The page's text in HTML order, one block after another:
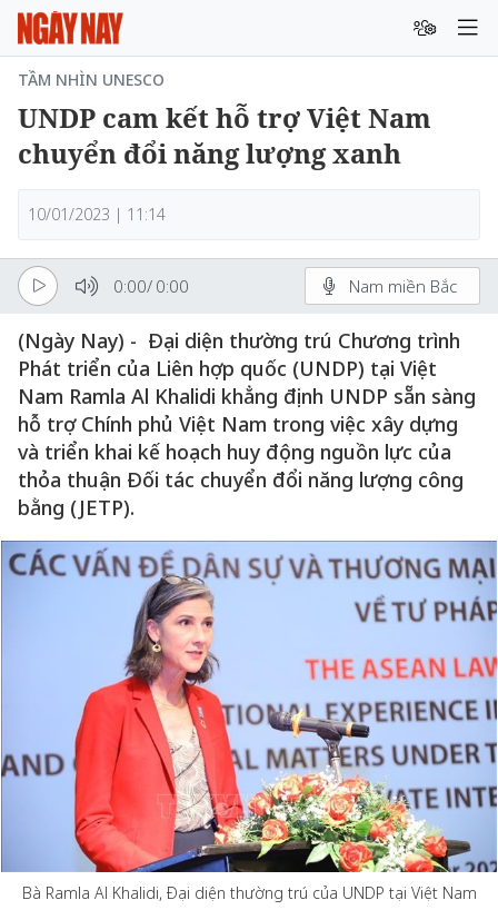
TẦM NHÌN UNESCO
UNDP cam kết hỗ trợ Việt Nam
chuyển đổi năng lượng xanh
10/01/2023 | 11:14
0:00/ 0:00 Nam miền Bắc
(Ngày Nay) - Đại diện thường trú Chương trình
Phát triển của Liên hợp quốc (UNDP) tại Việt
Nam Ramla Al Khalidi khẳng định UNDP sẵn sàng
hỗ trợ Chính phủ Việt Nam trong việc xây dựng
và triển khai kế hoạch huy động nguồn lực của
thỏa thuận Đối tác chuyển đổi năng lượng công
bằng (JETP).
Bà Ramla Al Khalidi, Đại diện thường trú của UNDP tại Việt Nam